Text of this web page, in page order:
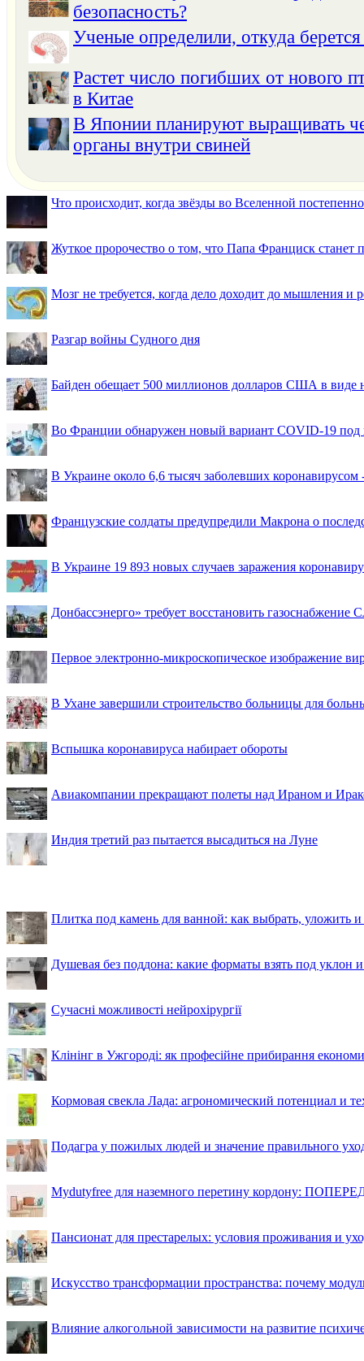
безопасность?
Ученые определили, откуда берется
Растет число погибших от нового
в Китае
В Японии планируют выращивать
органы внутри свиней
Что происходит, когда звёзды во Вселенной
Жуткое пророчество о том, что Папа Франциск
Мозг не требуется, когда дело доходит до мышления и
Разгар войны Судного дня
Байден обещает 500 миллионов долларов США в
Во Франции обнаружен новый вариант COVID-19 под
В Украине около 6,6 тысяч заболевших коронавирусом
Французские солдаты предупредили Макрона о
В Украине 19 893 новых случаев заражения
Донбассэнерго» требует восстановить газоснабжение
Первое электронно-микроскопическое изображение
В Ухане завершили строительство больницы для
Вспышка коронавируса набирает обороты
Авиакомпании прекращают полеты над Ираном и
Индия третий раз пытается высадиться на Луне
Плитка под камень для ванной: как выбрать, уложить
Душевая без поддона: какие форматы взять под уклон
Сучасні можливості нейрохірургії
Клінінг в Ужгороді: як професійне прибирання
Кормовая свекла Лада: агрономический потенциал и
Подагра у пожилых людей и значение правильного
Mydutyfree для наземного перетину кордону:
Пансионат для престарелых: условия проживания и
Искусство трансформации пространства: почему
Влияние алкогольной зависимости на развитие